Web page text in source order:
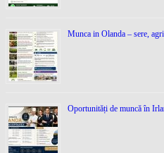
Munca in Olanda – sere,
Oportunități de muncă în